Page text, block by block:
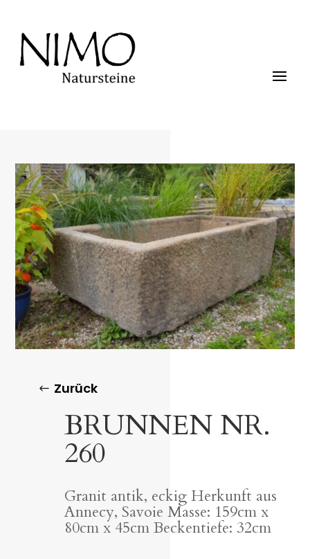
Zurück
BRUNNEN NR.
260
Granit antik, eckig Herkunft aus
Annecy, Savoie Masse: 159cm x
80cm x 45cm Beckentiefe: 32cm